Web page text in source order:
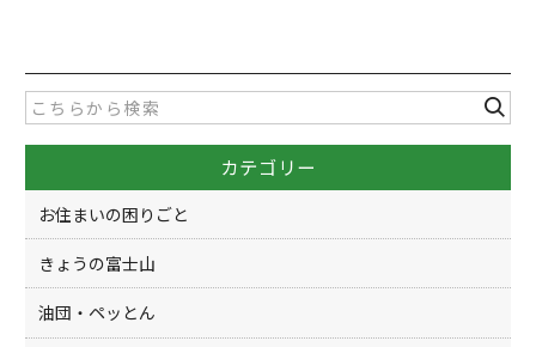
e
b
o
o
k
er
カテゴリー
お住まいの困りごと
きょうの富士山
油団・ペッとん